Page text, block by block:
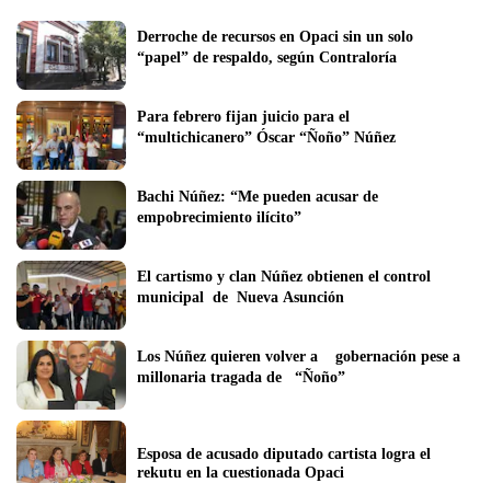
Derroche de recursos en Opaci sin un solo
“papel” de respaldo, según Contraloría
Para febrero fijan juicio para el
Bachi Núñez: “Me pueden acusar de
empobrecimiento ilícito”
El cartismo y clan Núñez obtienen el control
municipal  de  Nueva Asunción
Los Núñez quieren volver a    gobernación pese a
millonaria tragada de   “Ñoño”
Esposa de acusado diputado cartista logra el
rekutu en la cuestionada Opaci